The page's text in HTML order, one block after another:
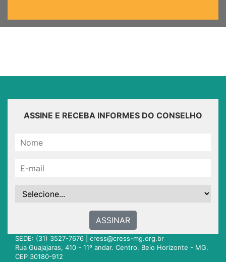
ASSINE E RECEBA INFORMES DO CONSELHO
ASSINAR
SEDE: (31) 3527-7676 | cress@cress-mg.org.br
Rua Guajajaras, 410 - 11º andar. Centro. Belo Horizonte - MG.
CEP 30180-912